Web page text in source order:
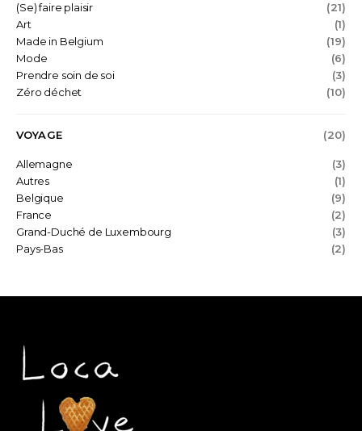
(Se) faire plaisir
(21)
Art
(1)
Made in Belgium
(19)
Mode
(6)
Prendre soin de soi
(3)
Zéro déchet
(10)
VOYAGE (20)
Allemagne
(3)
Autres
(1)
Belgique
(9)
France
(2)
Grand-Duché de Luxembourg
(3)
Pays-Bas
(2)